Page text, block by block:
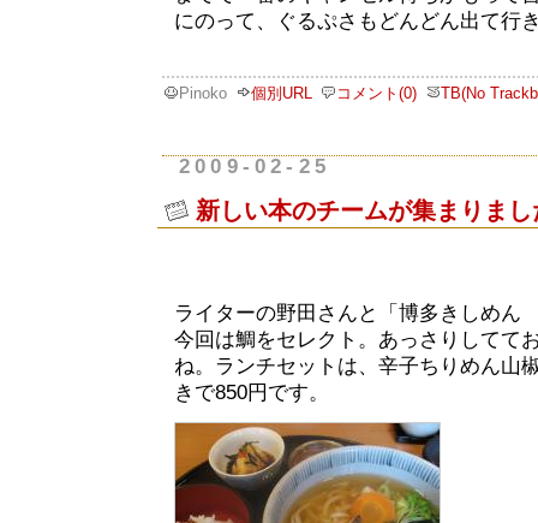
にのって、ぐるぷさもどんどん出て行
Pinoko 個別URL コメント(0) TB(No
2009-02-25
新しい本のチームが集まりまし
ライターの野田さんと「博多きしめ
今回は鯛をセレクト。あっさりしてて
ね。ランチセットは、辛子ちりめん山
きで850円です。